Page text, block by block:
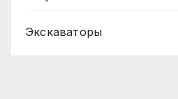
Экскаваторы